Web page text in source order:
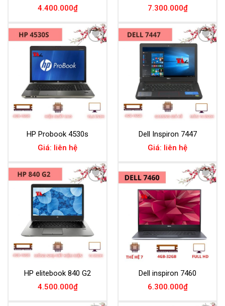
4.400.000₫
7.300.000₫
Add to
HP Probook 4530s
Giá: liên hệ
Add to
Wishlist
Dell Inspiron 7447
Giá: liên hệ
Add to
Wishlist
HP elitebook 840 G2
4.500.000₫
Add to
Wishlist
Dell inspiron 7460
6.300.000₫